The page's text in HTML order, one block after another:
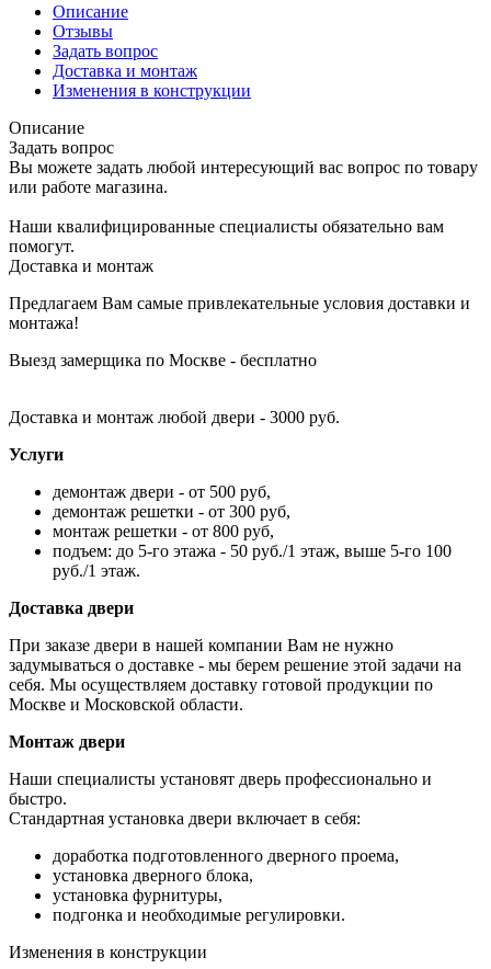
Описание
Отзывы
Задать вопрос
Доставка и монтаж
Изменения в конструкции
Описание
Задать вопрос
Вы можете задать любой интересующий вас вопрос по товару
или работе магазина.
Наши квалифицированные специалисты обязательно вам
помогут.
Доставка и монтаж
Предлагаем Вам самые привлекательные условия доставки и
монтажа!
Выезд замерщика по Москве - бесплатно
Доставка и монтаж любой двери - 3000 руб.
Услуги
демонтаж двери - от 500 руб,
демонтаж решетки - от 300 руб,
монтаж решетки - от 800 руб,
подъем: до 5-го этажа - 50 руб./1 этаж, выше 5-го 100
руб./1 этаж.
Доставка двери
При заказе двери в нашей компании Вам не нужно
задумываться о доставке - мы берем решение этой задачи на
себя. Мы осуществляем доставку готовой продукции по
Москве и Московской области.
Монтаж двери
Наши специалисты установят дверь профессионально и
быстро.
Стандартная установка двери включает в себя:
доработка подготовленного дверного проема,
установка дверного блока,
установка фурнитуры,
подгонка и необходимые регулировки.
Изменения в конструкции